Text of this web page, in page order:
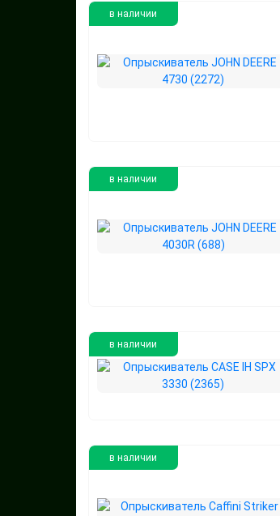
в наличии
в наличии
в наличии
в наличии